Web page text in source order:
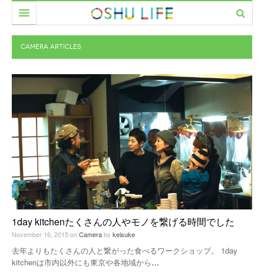
食べる
カフェ
居酒屋・バー
暮らす
ファッション
家具・雑貨
美容室
農と人をめぐる
市民サークル
イベント
PEOPLE
CAMERA
MOVIE
CAMERA ARTICLES
1day kitchenたくさんの人やモノを繋げる時間でした
November 16, 2015onCameraby keisuke
去年よりもたくさんの人と繋がった食べるワークショップ。 1day
kitchenは市内以外にも東京や各地域から…